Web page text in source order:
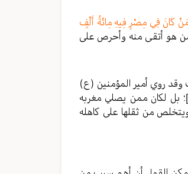
كَانَ فِي مِصْرٍ فِيهِ مِائَةُ أَلْفٍ
هو أتقى منه وأحرص على
وقد روي أمير المؤمنين (ع)
؛ بل لكان ممن يصلي مغربه
من ثقلها على كاهله